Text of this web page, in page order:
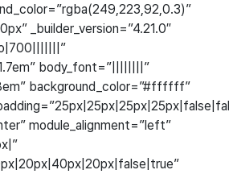
_builder_version=”4.21.0″
body_font=”||||||||”
background_color=”#ffffff”
module_alignment=”left”